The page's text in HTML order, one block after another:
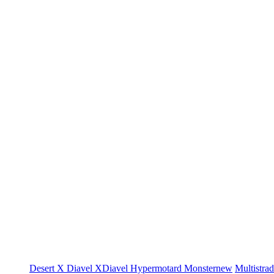
Desert X Diavel XDiavel Hypermotard Monsternew